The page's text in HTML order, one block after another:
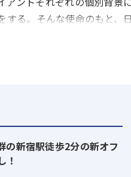
する。そんな使命のもと、
しておりますので、意欲と
す！
の新宿駅徒歩2分の新オフ
！